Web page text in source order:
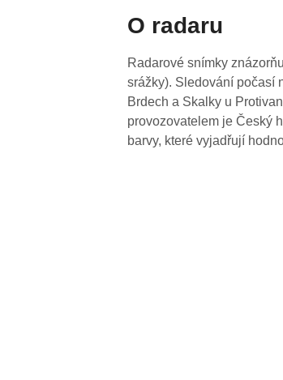
O radaru
Radarové snímky
srážky). Sledování počasí
Brdech a Skalky u
provozovatelem je Český
barvy, které vyjadřují